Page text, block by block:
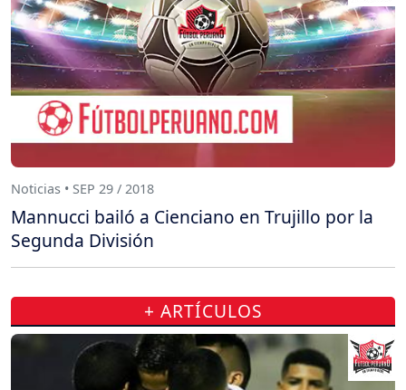
Noticias • SEP 29 / 2018
Mannucci bailó a Cienciano en Trujillo por la
Segunda División
+ ARTÍCULOS